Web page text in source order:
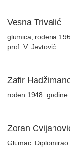
Vesna Trivalić
glumica, rođena
prof. V. Jevtović.
Zafir
rođen 1948.
Zoran
Glumac. Diplomirao